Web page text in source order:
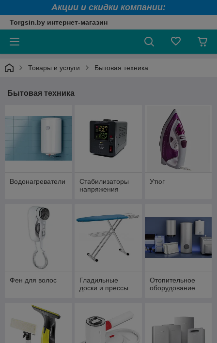
Акции и скидки компании:
Torgsin.by интернет-магазин
Товары и услуги Бытовая техника
Бытовая техника
Водонагреватели
Стабилизаторы
напряжения
Утюг
Фен для волос
Гладильные
доски и прессы
Отопительное
оборудование